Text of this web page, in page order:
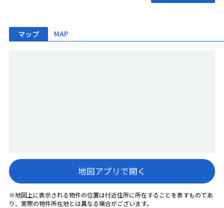
マップ MAP
地図アプリで開く
※地図上に表示される物件の位置は付近住所に所在することを表すものであ
り、実際の物件所在地とは異なる場合がございます。